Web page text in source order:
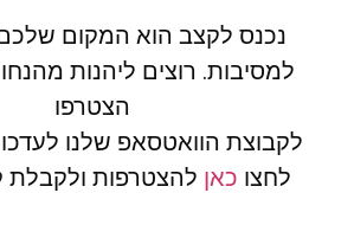
נכנס לקצב הוא המקום
למסיבות. רוצים ליהנות
הצטרפו
לקבוצת הוואטסאפ שלנו
לחצו כאן להצטרפות ולקבלת